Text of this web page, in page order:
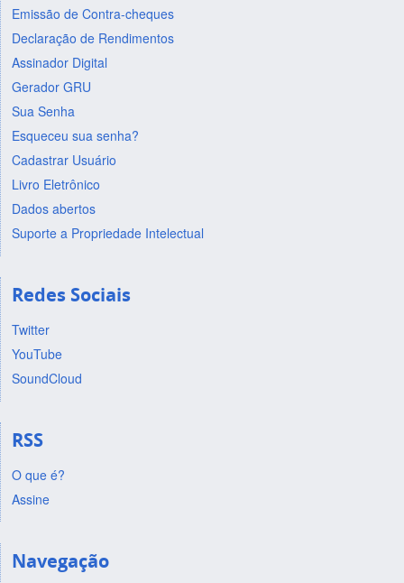
Emissão de Contra-cheques
Declaração de Rendimentos
Assinador Digital
Gerador GRU
Sua Senha
Esqueceu sua senha?
Cadastrar Usuário
Livro Eletrônico
Dados abertos
Suporte a Propriedade Intelectual
Redes Sociais
Twitter
YouTube
SoundCloud
RSS
O que é?
Assine
Navegação